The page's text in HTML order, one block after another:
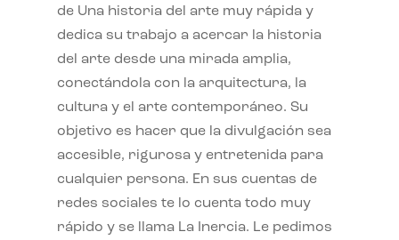
de Una historia del arte muy rápida y
dedica su trabajo a acercar la historia
del arte desde una mirada amplia,
conectándola con la arquitectura, la
cultura y el arte contemporáneo. Su
objetivo es hacer que la divulgación sea
accesible, rigurosa y entretenida para
cualquier persona. En sus cuentas de
redes sociales te lo cuenta todo muy
rápido y se llama La Inercia. Le pedimos